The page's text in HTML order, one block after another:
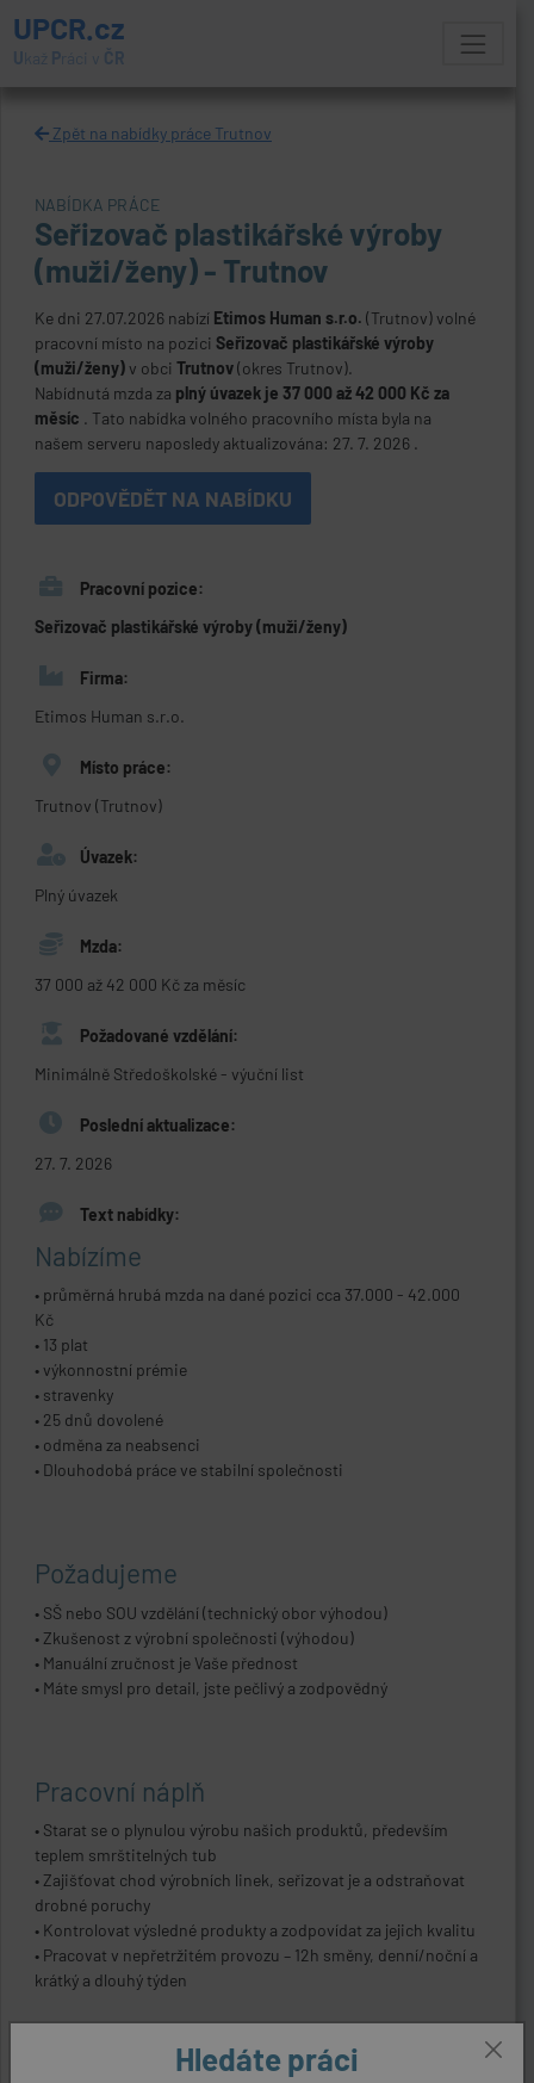
UPCR.cz
U kaž Práci v ČR
Zpět na nabídky práce Trutnov
NABÍDKA PRÁCE
Seřizovač plastikářské výroby
(muži/ženy) - Trutnov
Ke dni 27.07.2026 nabízí Etimos Human s.r.o. (Trutnov) volné
pracovní místo na pozici Seřizovač plastikářské výroby
(muži/ženy) v obci Trutnov(okres Trutnov).
Nabídnutá mzda za plný úvazek je 37 000 až 42 000 Kč za
měsíc . Tato nabídka volného pracovního místa byla na
našem serveru naposledy aktualizována: 27. 7. 2026 .
ODPOVĚDĚT NA NABÍDKU
Pracovní pozice:
Seřizovač plastikářské výroby (muži/ženy)
Firma:
Etimos Human s.r.o.
Místo práce:
Trutnov (Trutnov)
Úvazek:
Plný úvazek
Mzda:
37 000 až 42 000 Kč za měsíc
Požadované vzdělání:
Minimálně Středoškolské - výuční list
Poslední aktualizace:
27. 7. 2026
Text nabídky:
Nabízíme
• průměrná hrubá mzda na dané pozici cca 37.000 - 42.000
Kč
• 13 plat
• výkonnostní prémie
• stravenky
• 25 dnů dovolené
• odměna za neabsenci
• Dlouhodobá práce ve stabilní společnosti
Požadujeme
• SŠ nebo SOU vzdělání (technický obor výhodou)
• Zkušenost z výrobní společnosti (výhodou)
• Manuální zručnost je Vaše přednost
• Máte smysl pro detail, jste pečlivý a zodpovědný
Pracovní náplň
• Starat se o plynulou výrobu našich produktů, především
teplem smrštitelných tub
• Zajišťovat chod výrobních linek, seřizovat je a odstraňovat
drobné poruchy
• Kontrolovat výsledné produkty a zodpovídat za jejich kvalitu
• Pracovat v nepřetržitém provozu – 12h směny, denní/noční a
krátký a dlouhý týden
ODPOVĚDĚT NA NABÍDKU
Hledáte práci